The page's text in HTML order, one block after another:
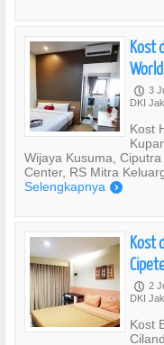
Kost
P 3
DKI
Kost
Wijaya Kusuma,
Center, RS Mitra
Selengkapnya )
Kost
P 2
DKI
Kost